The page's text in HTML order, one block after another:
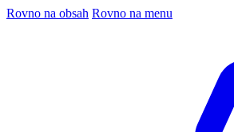
Rovno na obsah Rovno na menu